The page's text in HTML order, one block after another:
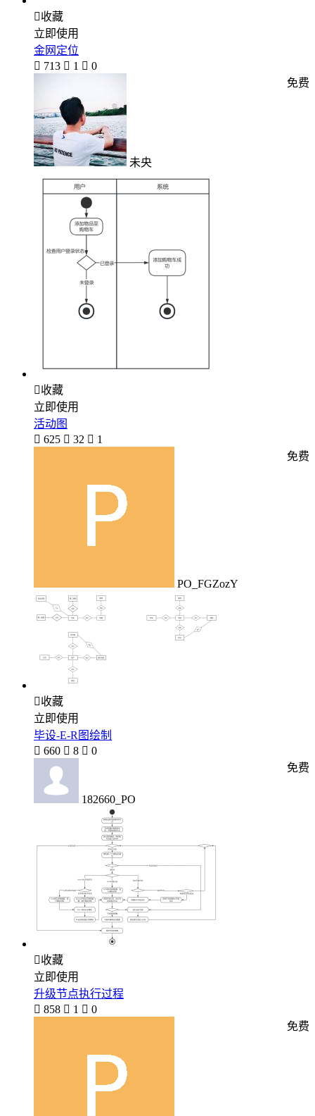
收藏
立即使用
金网定位
 713  1  0
未央
免费
收藏
立即使用
活动图
 625  32  1
PO_FGZozY
免费
收藏
立即使用
毕设-E-R图绘制
 660  8  0
182660_PO
免费
收藏
立即使用
升级节点执行过程
 858  1  0
免费